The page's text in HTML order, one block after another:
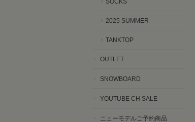
2025 SUMMER
TANKTOP
OUTLET
SNOWBOARD
YOUTUBE CH SALE
ニューモデルご予約商品